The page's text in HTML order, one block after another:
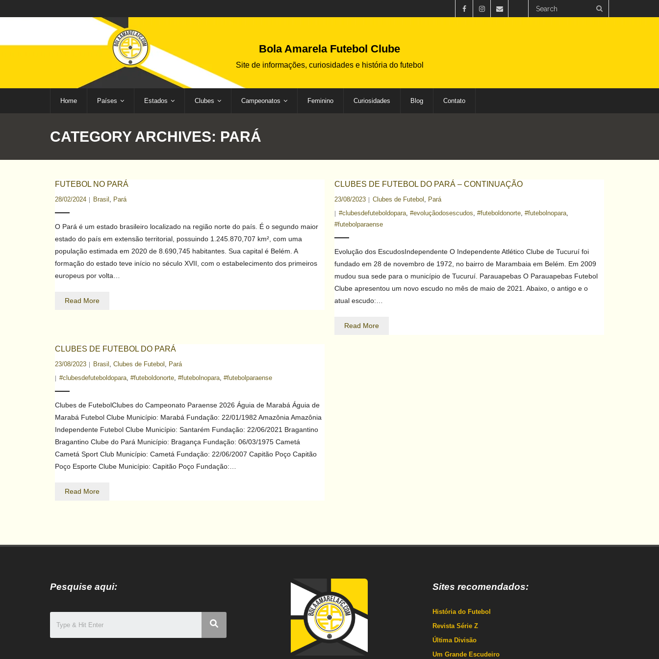
Bola Amarela Futebol Clube
Site de informações, curiosidades e história do futebol
Home Países Estados Clubes Campeonatos Feminino Curiosidades Blog Contato
CATEGORY ARCHIVES: PARÁ
FUTEBOL NO PARÁ
28/02/2024 Brasil , Pará
O Pará é um estado brasileiro localizado na região norte do país. É o segundo maior
estado do país em extensão territorial, possuindo 1.245.870,707 km², com uma
população estimada em 2020 de 8.690,745 habitantes. Sua capital é Belém. A
formação do estado teve início no século XVII, com o estabelecimento dos primeiros
europeus por volta…
Read More
CLUBES DE FUTEBOL DO PARÁ – CONTINUAÇÃO
23/08/2023 Clubes de Futebol , Pará
#clubesdefuteboldopara, #evoluçãodosescudos, #futeboldonorte, #futebolnopara,
#futebolparaense
Evolução dos EscudosIndependente O Independente Atlético Clube de Tucuruí foi
fundado em 28 de novembro de 1972, no bairro de Marambaia em Belém. Em 2009
mudou sua sede para o município de Tucuruí. Parauapebas O Parauapebas Futebol
Clube apresentou um novo escudo no mês de maio de 2021. Abaixo, o antigo e o
atual escudo:…
Read More
CLUBES DE FUTEBOL DO PARÁ
23/08/2023 Brasil , Clubes de Futebol , Pará
#clubesdefuteboldopara, #futeboldonorte, #futebolnopara, #futebolparaense
Clubes de FutebolClubes do Campeonato Paraense 2026 Águia de Marabá Águia de
Marabá Futebol Clube Município: Marabá Fundação: 22/01/1982 Amazônia Amazônia
Independente Futebol Clube Município: Santarém Fundação: 22/06/2021 Bragantino
Bragantino Clube do Pará Município: Bragança Fundação: 06/03/1975 Cametá
Cametá Sport Club Município: Cametá Fundação: 22/06/2007 Capitão Poço Capitão
Poço Esporte Clube Município: Capitão Poço Fundação:…
Read More
Pesquise aqui: Sites recomendados:
História do Futebol
Revista Série Z
Última Divisão
Um Grande Escudeiro